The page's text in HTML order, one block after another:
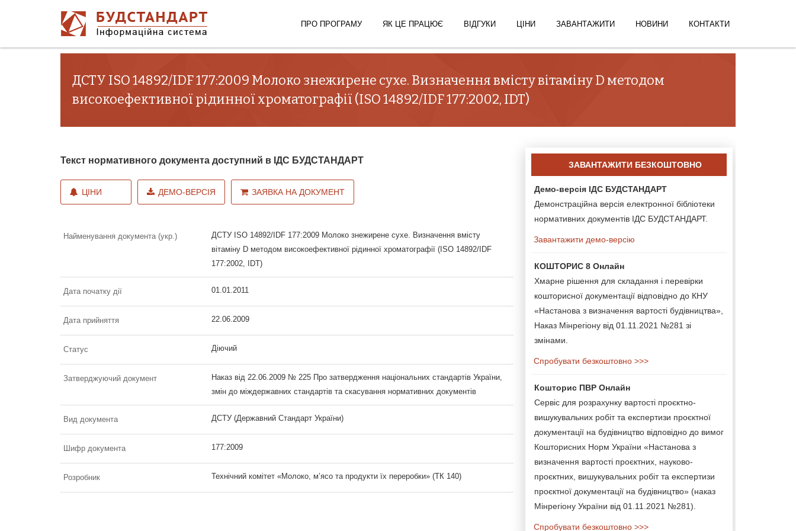
ПРО ПРОГРАМУ ЯК ЦЕ ПРАЦЮЄ ВІДГУКИ ЦІНИ ЗАВАНТАЖИТИ НОВИНИ КОНТАКТИ
ДСТУ ISO 14892/IDF 177:2009 Молоко знежирене сухе. Визначення вмісту вітаміну D методом
високоефективної рідинної хроматографії (ISO 14892/IDF 177:2002, IDT)
Текст нормативного документа доступний в ІДС БУДСТАНДАРТ
ЦІНИ ДЕМО-ВЕРСІЯ ЗАЯВКА НА ДОКУМЕНТ
Найменування документа (укр.)
ДСТУ ISO 14892/IDF 177:2009 Молоко знежирене сухе. Визначення вмісту
вітаміну D методом високоефективної рідинної хроматографії (ISO 14892/IDF
177:2002, IDT)
Дата початку дії 01.01.2011
Дата прийняття 22.06.2009
Статус Діючий
Затверджуючий документ
Наказ від 22.06.2009 № 225 Про затвердження національних стандартів України,
змін до міждержавних стандартів та скасування нормативних документів
Вид документа ДСТУ (Державний Стандарт України)
Шифр документа 177:2009
Розробник Технічний комітет «Молоко, м’ясо та продукти їх переробки» (ТК 140)
ЗАВАНТАЖИТИ БЕЗКОШТОВНО
Демо-версія ІДС БУДСТАНДАРТ
Демонстраційна версія електронної бібліотеки
нормативних документів ІДС БУДСТАНДАРТ.
Завантажити демо-версію
КОШТОРИС 8 Онлайн
Хмарне рішення для складання і перевірки
кошторисної документації відповідно до КНУ
«Настанова з визначення вартості будівництва»,
Наказ Мінрегіону від 01.11.2021 №281 зі
змінами.
Спробувати безкоштовно >>>
Кошторис ПВР Онлайн
Сервіс для розрахунку вартості проєктно-
вишукувальних робіт та експертизи проєктної
документації на будівництво відповідно до вимог
Кошторисних Норм України «Настанова з
визначення вартості проєктних, науково-
проєктних, вишукувальних робіт та експертизи
проєктної документації на будівництво» (наказ
Мінрегіону України від 01.11.2021 №281).
Спробувати безкоштовно >>>